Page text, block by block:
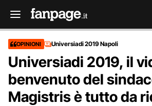
OPINIONI Universiadi 2019 Napoli
Universiadi 2019, il
benvenuto del
Magistris è tutto da